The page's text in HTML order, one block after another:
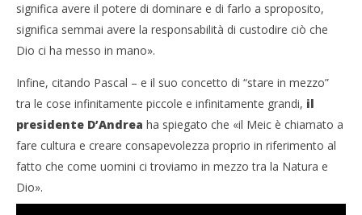
significa avere il potere di dominare e di farlo a sproposito,
significa semmai avere la responsabilità di custodire ciò che
Dio ci ha messo in mano».
Infine, citando Pascal – e il suo concetto di “stare in mezzo”
tra le cose infinitamente piccole e infinitamente grandi, il
presidente D’Andrea ha spiegato che «il Meic è chiamato a
fare cultura e creare consapevolezza proprio in riferimento al
fatto che come uomini ci troviamo in mezzo tra la Natura e
Dio».